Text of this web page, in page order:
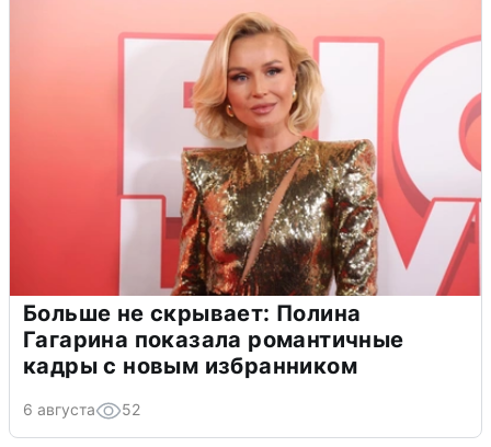
Больше не скрывает: Полина
Гагарина показала романтичные
кадры с новым избранником
6 августа 52